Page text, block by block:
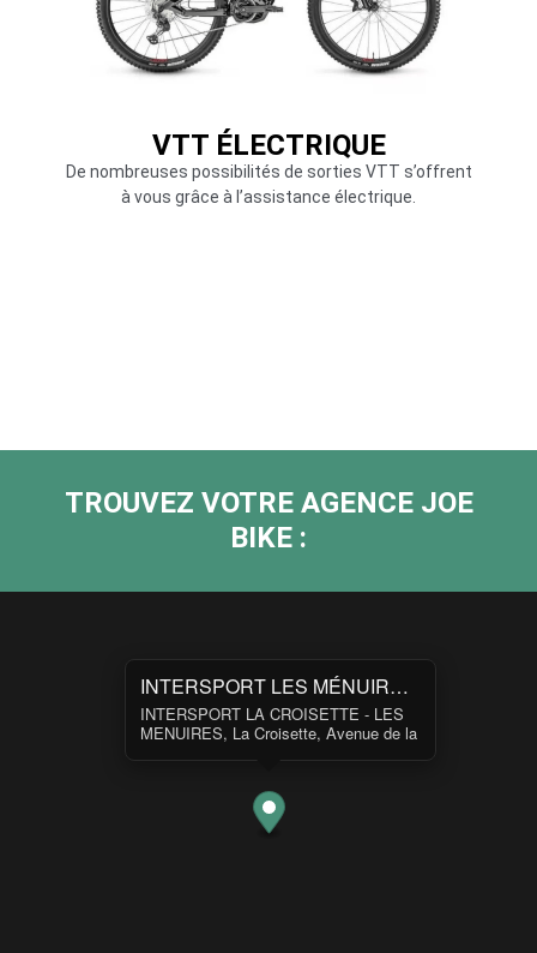
VTT ÉLECTRIQUE
De nombreuses possibilités de sorties VTT s’offrent
à vous grâce à l’assistance électrique.
TROUVEZ VOTRE AGENCE JOE
BIKE :
INTERSPORT LES MÉNUIRES LA CROISETTE
INTERSPORT LA CROISETTE - LES
MENUIRES, La Croisette, Avenue de la